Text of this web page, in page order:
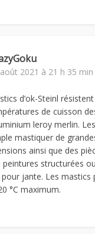
2021 à 21 h 35 min
d’ok-Steinl
de cuisson
leroy merlin.
mastiquer de
ainsi que des
structurées
jante. Les mastics
°C maximum.